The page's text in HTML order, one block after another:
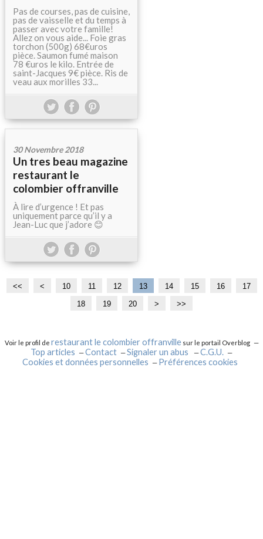
Pas de courses, pas de cuisine,
pas de vaisselle et du temps à
passer avec votre famille!
Allez on vous aide... Foie gras
torchon (500g) 68€uros
pièce. Saumon fumé maison
78 €uros le kilo. Entrée de
saint-Jacques 9€ pièce. Ris de
veau aux morilles 33...
30 Novembre 2018
Un tres beau magazine
restaurant le
colombier offranville
À lire d’urgence ! Et pas
uniquement parce qu’il y a
Jean-Luc que j’adore 😊
<< < 10 11 12 13 14 15 16
17
18
19 20 > >>
Voir le profil de restaurant le colombier offranvillesur le portail Overblog
Top articles Contact Signaler un abus
C.G.U.
Cookies et données personnelles
Préférences cookies